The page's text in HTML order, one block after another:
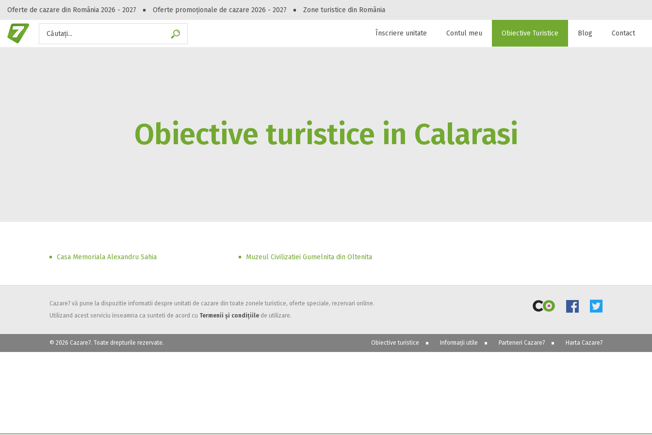
Oferte de cazare din România 2026 - 2027 Oferte promoționale de cazare 2026 - 2027 Zone turistice din România
Căutați...
Peste 10549 oferte de cazare!
Gasești hoteluri, pensiuni, vile, apartamente sau alte unitați de cazare la
Înscriere unitate Contul meu Obiective Turistice Blog Contact
Obiective turistice in Calarasi
Casa Memoriala Alexandru Sahia Muzeul Civilizatiei Gumelnita din Oltenita
Cazare7 vă pune la dispozitie informatii despre unitati de cazare din toate zonele turistice, oferte speciale, rezervari online.
Utilizand acest serviciu inseamna ca sunteti de acord cu Termenii și condițiile de utilizare.
© 2026 Cazare7. Toate drepturile rezervate. Obiective turistice Informații utile Parteneri Cazare7 Harta Cazare7